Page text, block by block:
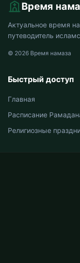
Время
Актуальное время
путеводитель
© 2026 Время намаза
Быстрый доступ
Главная
Расписание
Религиозные
Время намаза в